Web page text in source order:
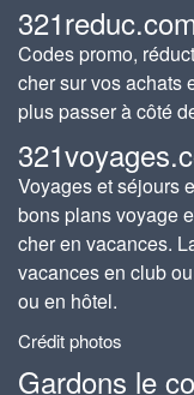
Codes promo,
cher sur vos achats
plus passer à côté
Voyages et séjours
bons plans voyage
cher en vacances.
vacances en club
ou en hôtel.
Crédit photos
Gardons le